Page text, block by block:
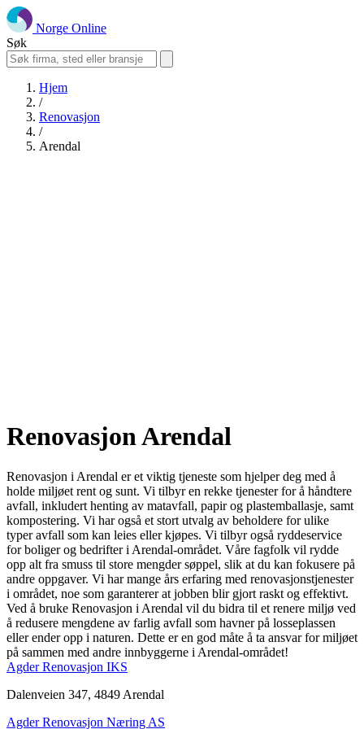
Norge Online
Søk
Hjem
/
Renovasjon
/
Arendal
Renovasjon Arendal
Renovasjon i Arendal er et viktig tjeneste som hjelper deg med å
holde miljøet rent og sunt. Vi tilbyr en rekke tjenester for å håndtere
avfall, inkludert henting av matavfall, papir og plastemballasje, samt
kompostering. Vi har også et stort utvalg av beholdere for ulike
typer avfall som kan leies eller kjøpes. Vi tilbyr også ryddeservice
for boliger og bedrifter i Arendal-området. Våre fagfolk vil rydde
opp alt fra smuss til store mengder søppel, slik at du kan fokusere på
andre oppgaver. Vi har mange års erfaring med renovasjonstjenester
i området, noe som garanterer at jobben blir gjort raskt og effektivt.
Ved å bruke Renovasjon i Arendal vil du bidra til et renere miljø ved
å redusere mengdene av farlig avfall som havner på losseplassen
eller ender opp i naturen. Dette er en god måte å ta ansvar for miljøet
på sammen med andre innbyggerne i Arendal-området!
Agder Renovasjon IKS
Dalenveien 347, 4849 Arendal
Agder Renovasjon Næring AS